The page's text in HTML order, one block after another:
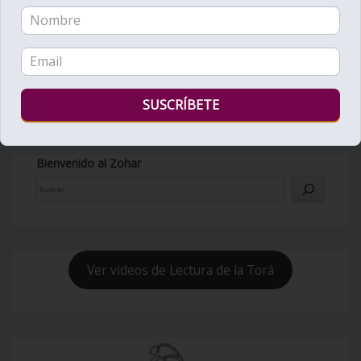
Bienvenido al Zohar
Ver videos de Lectura de la Torá